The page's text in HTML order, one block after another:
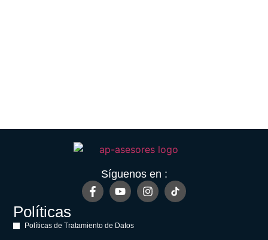
Síguenos en :
Políticas
Políticas de Tratamiento de Datos